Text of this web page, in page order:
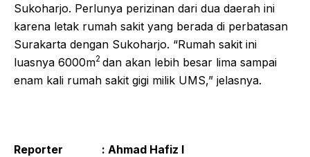
Sukoharjo. Perlunya perizinan dari dua daerah ini
karena letak rumah sakit yang berada di perbatasan
Surakarta dengan Sukoharjo. “Rumah sakit ini
luasnya 6000m2 dan akan lebih besar lima sampai
enam kali rumah sakit gigi milik UMS,” jelasnya.
Reporter : Ahmad Hafiz I